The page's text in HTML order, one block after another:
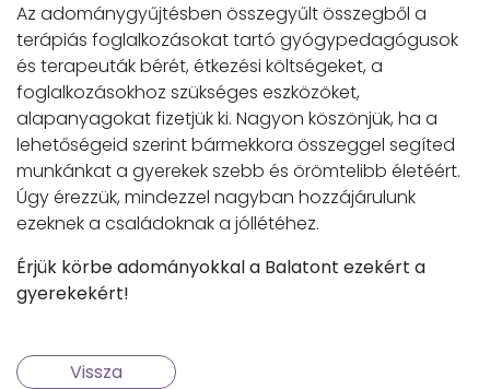
Az adománygyűjtésben összegyűlt összegből a
terápiás foglalkozásokat tartó gyógypedagógusok
és terapeuták bérét, étkezési költségeket, a
foglalkozásokhoz szükséges eszközöket,
alapanyagokat fizetjük ki. Nagyon köszönjük, ha a
lehetőségeid szerint bármekkora összeggel segíted
munkánkat a gyerekek szebb és örömtelibb életéért.
Úgy érezzük, mindezzel nagyban hozzájárulunk
ezeknek a családoknak a jóllétéhez.
Érjük körbe adományokkal a Balatont ezekért a
gyerekekért!
Vissza